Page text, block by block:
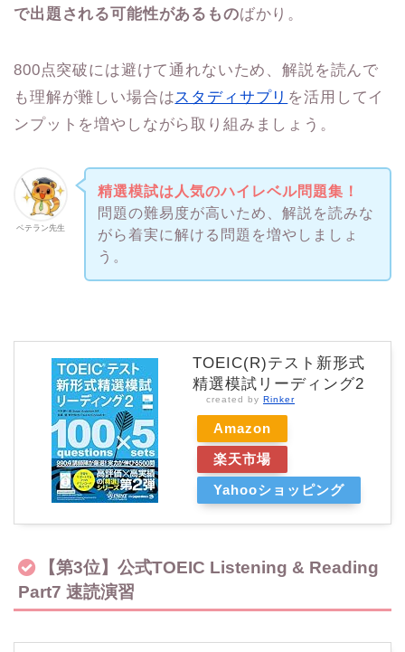
で出題される可能性があるものばかり。
800点突破には避けて通れないため、解説を読んで
も理解が難しい場合はスタディサプリ を活用してイ
ンプットを増やしながら取り組みましょう。
ベテラン先生
精選模試は人気のハイレベル問題集！
問題の難易度が高いため、解説を読みな
がら着実に解ける問題を増やしましょ
う。
TOEIC(R)テスト新形式
精選模試リーディング2
created by Rinker
Amazon
楽天市場
Yahooショッピング
【第3位】公式TOEIC Listening & Reading
Part7 速読演習